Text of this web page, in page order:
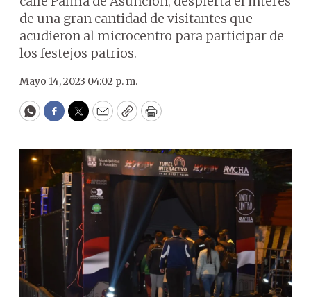
de una gran cantidad de visitantes que
acudieron al microcentro para participar de
los festejos patrios.
Mayo 14, 2023 04:02 p. m.
WhatsApp
Facebook
Twitter
EmailCopyPrint